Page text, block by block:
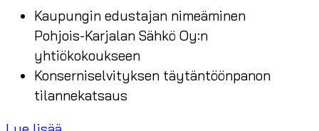
Kaupungin edustajan nimeäminen
Pohjois-Karjalan Sähkö Oy:n
yhtiökokoukseen
Konserniselvityksen täytäntöönpanon
tilannekatsaus